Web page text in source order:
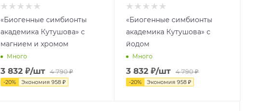
«Биогенные симбионты
академика Кутушова» с
магнием и хромом
Много
3 832₽/шт 4 790₽
-20% Экономия 958₽
«Биогенные симбионты
академика Кутушова» с
йодом
Много
3 832 ₽/шт 4 790₽
-20% Экономия958 ₽